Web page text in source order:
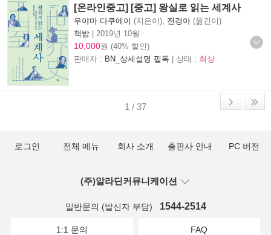
[온라인중고] [중고] 왕실로 읽는 세계사
우야마 다쿠에이 (지은이), 전경아 (옮긴이)
책밥 | 2019년 10월
10,000원 (40% 할인)
판매자 : BN_상세설명 필독 | 상태 : 최상
1 / 37
로그인 전체 메뉴 회사 소개 출판사 안내 PC 버전
(주)알라딘커뮤니케이션
일반문의 (발신자 부담) 1544-2514
1:1 문의 FAQ